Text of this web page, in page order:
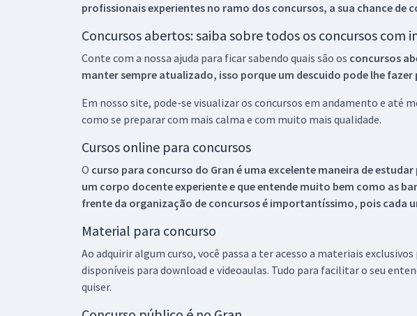
profissionais experientes no ramo dos concursos, a sua chance de
Concursos abertos: saiba sobre todos os concursos com
Conte com a nossa ajuda para ficar sabendo quais são os concursos
manter sempre atualizado, isso porque um descuido pode lhe
Em nosso site, pode-se visualizar os concursos em andamento e até
como se preparar com mais calma e com muito mais qualidade.
Cursos online para concursos
O curso para concurso do Gran é uma excelente maneira de
um corpo docente experiente e que entende muito bem como as
frente da organização de concursos é importantíssimo, pois cada
Material para concurso
Ao adquirir algum curso, você passa a ter acesso a materiais
disponíveis para download e videoaulas. Tudo para facilitar o seu
quiser.